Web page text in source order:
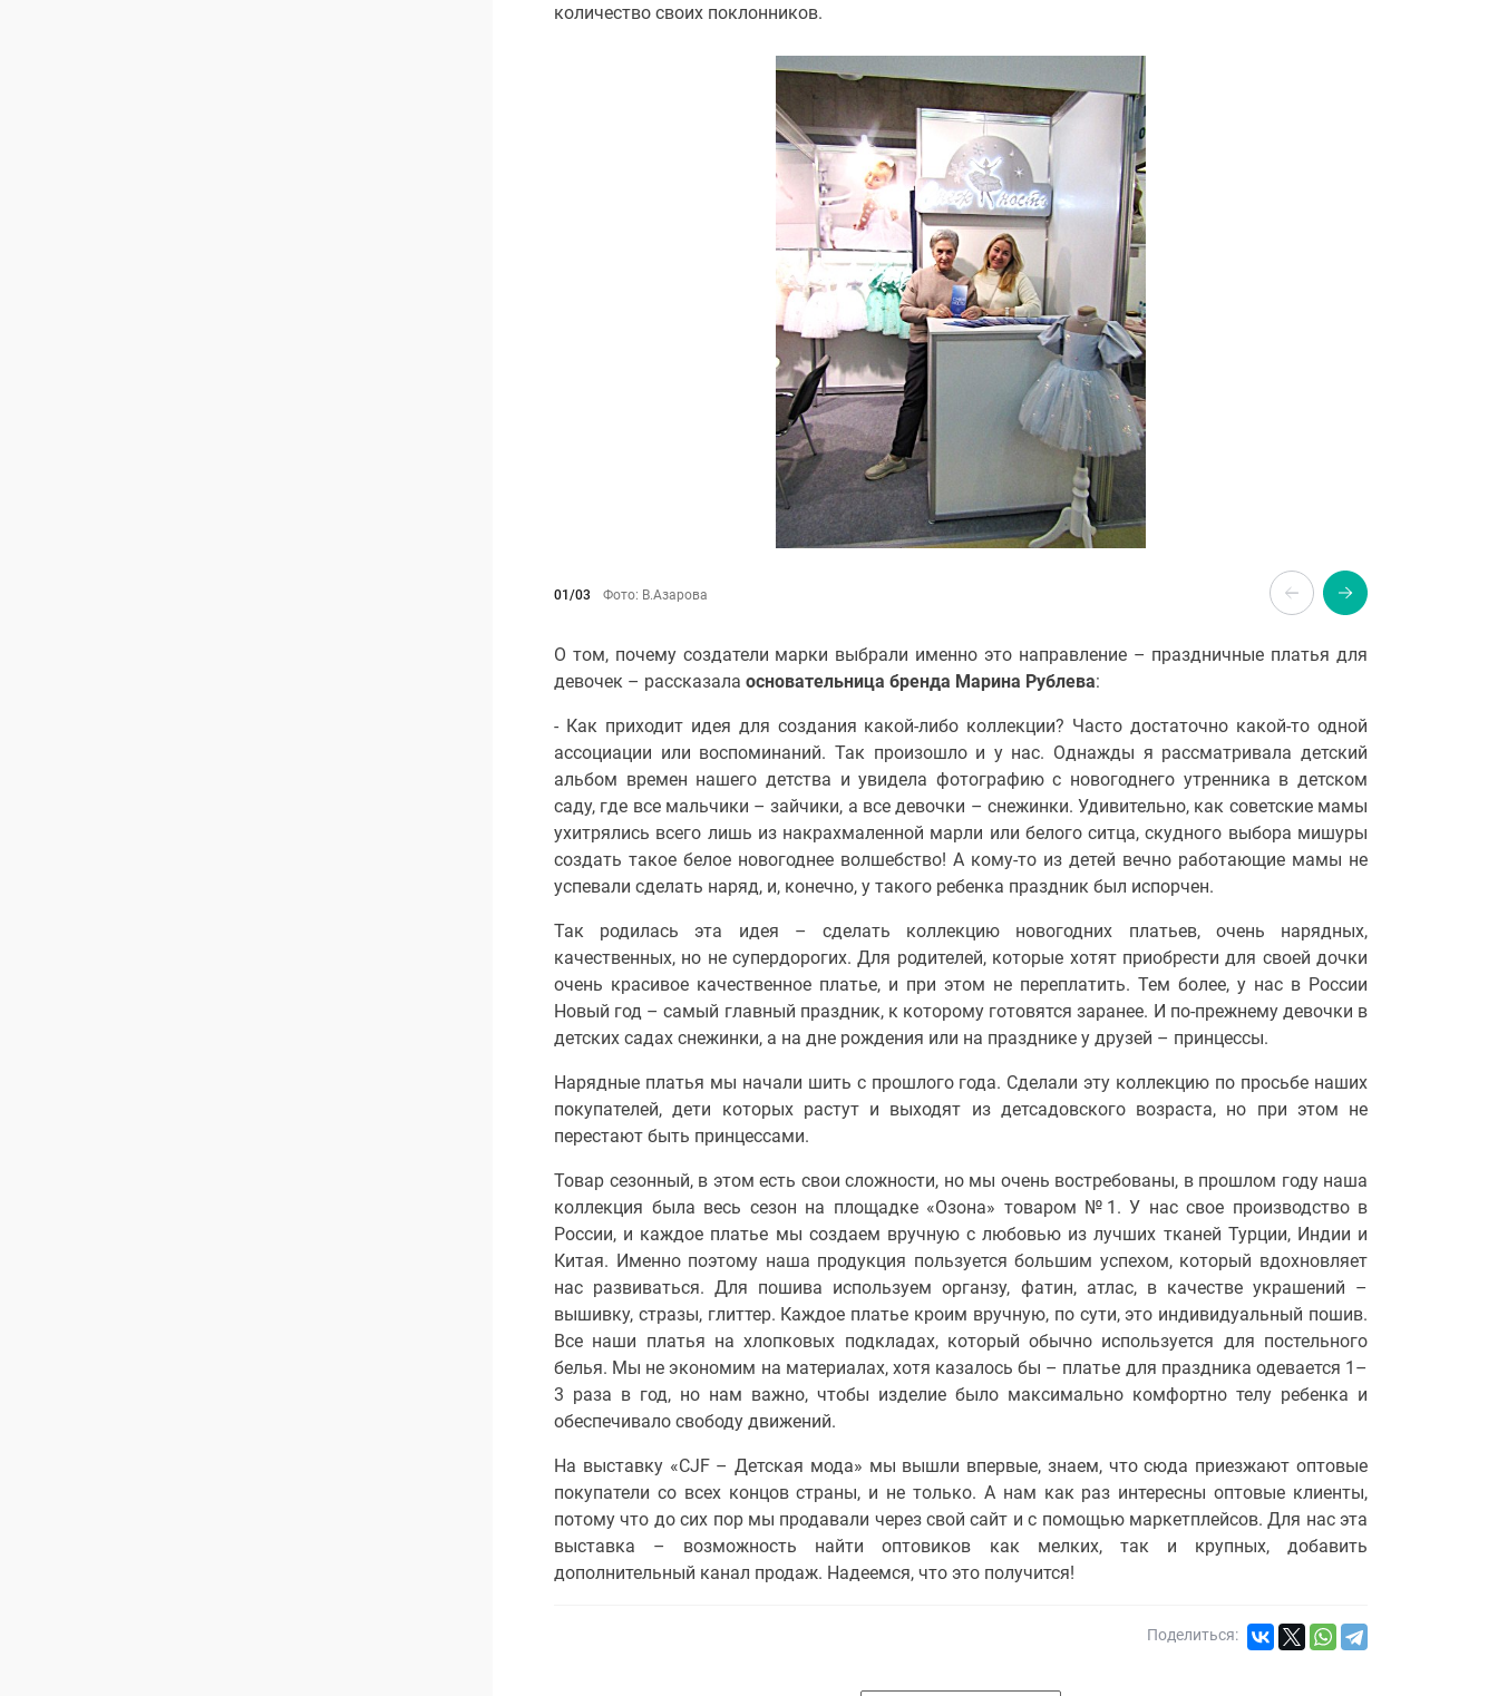
количество своих поклонников.
01/03 Фото: В.Азарова
О том, почему создатели марки выбрали именно это направление – праздничные платья для
девочек – рассказала основательница бренда Марина Рублева:
- Как приходит идея для создания какой-либо коллекции? Часто достаточно какой-то одной
ассоциации или воспоминаний. Так произошло и у нас. Однажды я рассматривала детский
альбом времен нашего детства и увидела фотографию с новогоднего утренника в детском
саду, где все мальчики – зайчики, а все девочки – снежинки. Удивительно, как советские мамы
ухитрялись всего лишь из накрахмаленной марли или белого ситца, скудного выбора мишуры
создать такое белое новогоднее волшебство! А кому-то из детей вечно работающие мамы не
успевали сделать наряд, и, конечно, у такого ребенка праздник был испорчен.
Так родилась эта идея – сделать коллекцию новогодних платьев, очень нарядных,
качественных, но не супердорогих. Для родителей, которые хотят приобрести для своей дочки
очень красивое качественное платье, и при этом не переплатить. Тем более, у нас в России
Новый год – самый главный праздник, к которому готовятся заранее. И по-прежнему девочки в
детских садах снежинки, а на дне рождения или на празднике у друзей – принцессы.
Нарядные платья мы начали шить с прошлого года. Сделали эту коллекцию по просьбе наших
покупателей, дети которых растут и выходят из детсадовского возраста, но при этом не
перестают быть принцессами.
Товар сезонный, в этом есть свои сложности, но мы очень востребованы, в прошлом году наша
коллекция была весь сезон на площадке «Озона» товаром №1. У нас свое производство в
России, и каждое платье мы создаем вручную с любовью из лучших тканей Турции, Индии и
Китая. Именно поэтому наша продукция пользуется большим успехом, который вдохновляет
нас развиваться. Для пошива используем органзу, фатин, атлас, в качестве украшений –
вышивку, стразы, глиттер. Каждое платье кроим вручную, по сути, это индивидуальный пошив.
Все наши платья на хлопковых подкладах, который обычно используется для постельного
белья. Мы не экономим на материалах, хотя казалось бы – платье для праздника одевается 1–
3 раза в год, но нам важно, чтобы изделие было максимально комфортно телу ребенка и
обеспечивало свободу движений.
На выставку «CJF – Детская мода» мы вышли впервые, знаем, что сюда приезжают оптовые
покупатели со всех концов страны, и не только. А нам как раз интересны оптовые клиенты,
потому что до сих пор мы продавали через свой сайт и с помощью маркетплейсов. Для нас эта
выставка – возможность найти оптовиков как мелких, так и крупных, добавить
дополнительный канал продаж. Надеемся, что это получится!
Поделиться: